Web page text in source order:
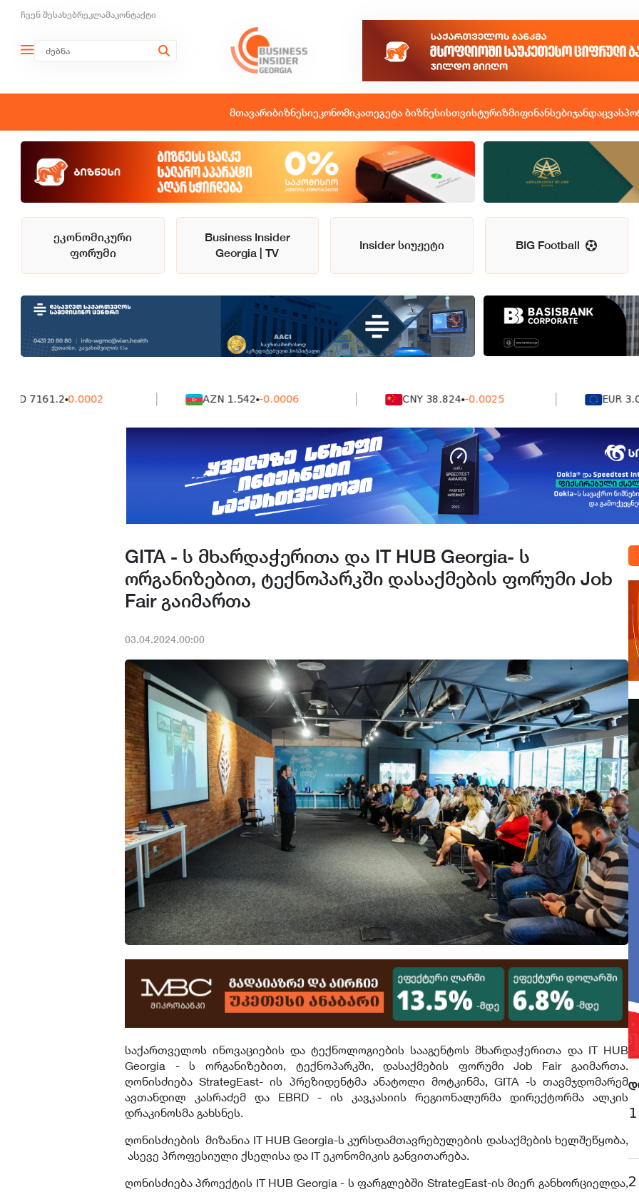
ჩვენ შესახებრეკლამაკონტაქტი
მთავარიბიზნესიეკონომიკათეგეტა ბიზნესისთვისტურიზმიფინანსებიჯანდაცვა
ეკონომიკური
ფორუმი
Business Insider
Georgia | TV
Insider სიუჟეტი BIG Football
0.0002 AZN 1.542 -0.0006 CNY 38.824 -0.0025 EUR 3.0212 -
GITA - ს მხარდაჭერითა და IT HUB Georgia- ს
ორგანიზებით, ტექნოპარკში დასაქმების ფორუმი Job
Fair გაიმართა
03.04.2024.00:00
საქართველოს ინოვაციების და ტექნოლოგიების სააგენტოს მხარდაჭერითა და IT HUB
Georgia - ს ორგანიზებით, ტექნოპარკში, დასაქმების ფორუმი Job Fair გაიმართა.
ღონისძიება StrategEast- ის პრეზიდენტმა ანატოლი მოტკინმა, GITA -ს თავმჯდომარემ
ავთანდილ კასრაძემ და EBRD - ის კავკასიის რეგიონალურმა დირექტორმა ალკის
დრაკინოსმა გახსნეს.
ღონისძიების მიზანია IT HUB Georgia-ს კურსდამთავრებულების დასაქმების ხელშეწყობა,
ასევე პროფესიული ქსელისა და IT ეკონომიკის განვითარება.
ღონისძიება პროექტის IT HUB Georgia - ს ფარგლებში StrategEast-ის მიერ განხორციელდა,
1
2